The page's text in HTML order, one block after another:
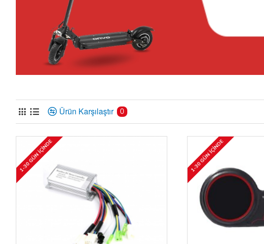
Ürün Karşılaştır 0
1-30 GÜN İÇINDE 1-30 GÜN İÇINDE